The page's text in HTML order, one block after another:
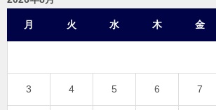
月 火 水 木 金
3 4 5 6 7